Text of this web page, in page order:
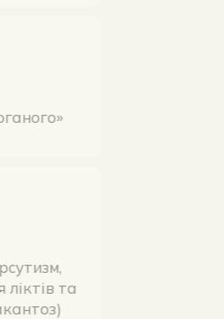
«поганого»
гірсутизм,
ліктів та
акантоз)